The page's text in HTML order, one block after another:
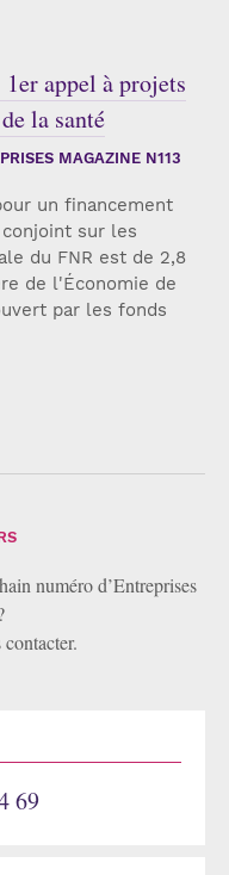
appel à projets
la santé
MAGAZINE N113
un financement
sur les
du FNR est de 2,8
de l'Économie de
par les fonds
numéro d’Entreprises
69